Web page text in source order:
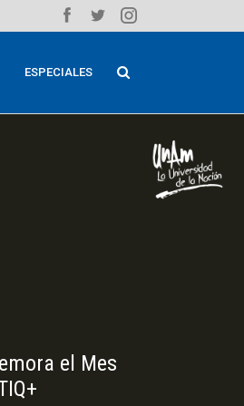
ESPECIALES
el Mes